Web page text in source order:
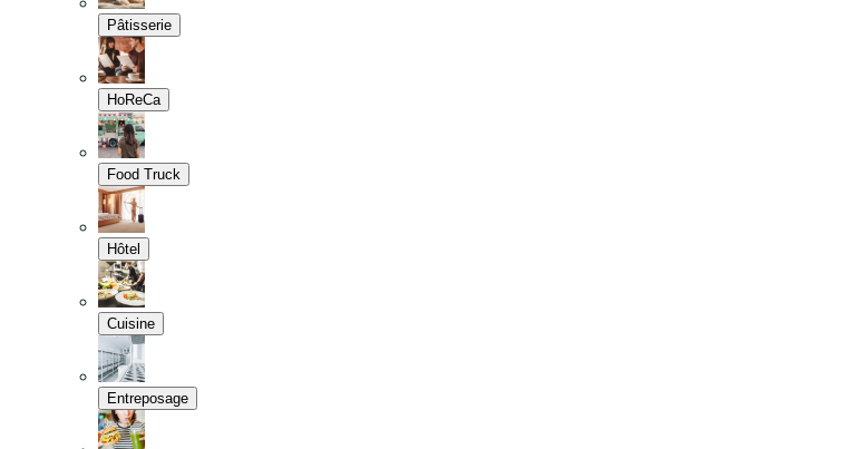
Pâtisserie
HoReCa
Food Truck
Hôtel
Cuisine
Entreposage